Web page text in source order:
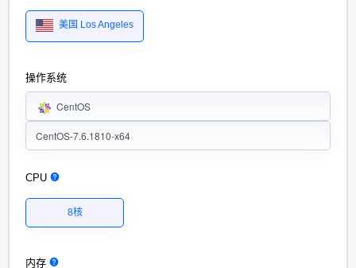
美国 Los Angeles
操作系统
CentOS
CentOS-7.6.1810-x64
CPU
8核
内存